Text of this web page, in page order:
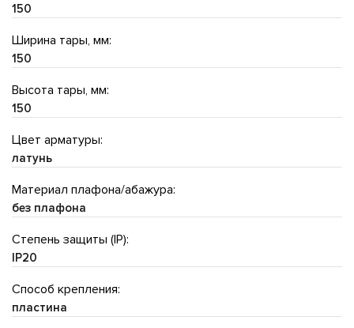
150
Ширина тары, мм:
150
Высота тары, мм:
150
Цвет арматуры:
латунь
Материал плафона/абажура:
без плафона
Степень защиты (IP):
IP20
Способ крепления:
пластина